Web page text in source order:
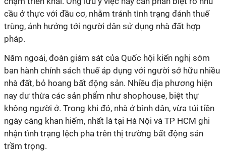
cầu ở thực với đầu cơ, nhằm tránh tình trạng đánh thuế
trùng, ảnh hưởng tới người dân sử dụng nhà đất hợp
pháp.
Năm ngoái, đoàn giám sát của Quốc hội kiến nghị sớm
ban hành chính sách thuế áp dụng với người sở hữu nhiều
nhà đất, bỏ hoang bất động sản. Nhiều địa phương hiện
nay dư thừa các sản phẩm như shophouse, biệt thự
không người ở. Trong khi đó, nhà ở bình dân, vừa túi tiền
ngày càng khan hiếm, nhất là tại Hà Nội và TP HCM ghi
nhận tình trạng lệch pha trên thị trường bất động sản
trầm trọng.